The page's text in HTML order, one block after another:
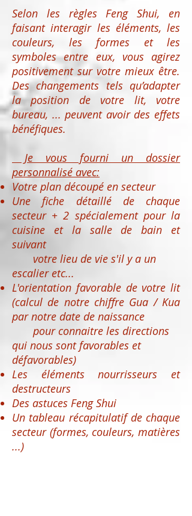
Selon les règles Feng Shui, en
faisant interagir les éléments, les
couleurs, les formes et les
symboles entre eux, vous agirez
positivement sur votre mieux être.
Des changements tels qu’adapter
la position de votre lit, votre
bureau, ...peuvent avoir des effets
bénéfiques.
Je vous fourni un dossier
personnalisé avec:
Votre plan découpé en secteur
Une fiche détaillé de chaque
secteur + 2 spécialement pour la
cuisine et la salle de bain et
suivant
votre lieu de vie s'il y a un
escalier etc...
L'orientation favorable de votre lit
(calcul de notre chiffre Gua / Kua
par notre date de naissance
pourconnaitre les directions
qui nous sont favorables et
défavorables)
Les éléments nourrisseurs et
destructeurs
Des astuces Feng Shui
Un tableau récapitulatif de chaque
secteur (formes, couleurs, matières
...)